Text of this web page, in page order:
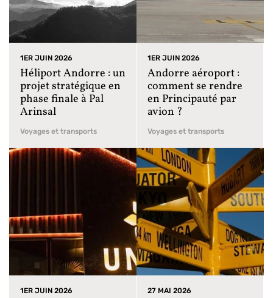
1ER JUIN 2026
Héliport Andorre : un
projet stratégique en
phase finale à Pal
Arinsal
Voyages et transports
1ER JUIN 2026
Andorre aéroport :
comment se rendre
en Principauté par
avion ?
Voyages et transports
1ER JUIN 2026 27 MAI 2026